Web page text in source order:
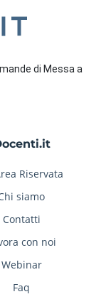
di Messa a
Riservata
siamo
Contatti
con noi
Webinar
Faq